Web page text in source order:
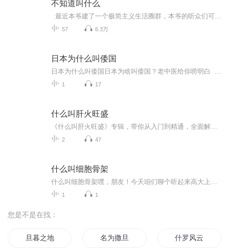
不知道叫什么
57 6.3万
日本为什么叫倭国
1 17
什么叫肝火旺盛
2 47
什么叫细胞骨架
1 1
您是不是在找：
旦暮之地 名为撒旦 什罗风云